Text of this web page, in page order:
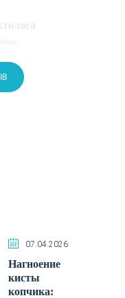
07.04.2026
Нагноение
кисты
копчика: